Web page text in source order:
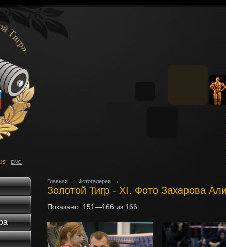
ENG
Главная Фотогалерея
Золотой Тигр - XI. Фото Захарова
Показано: 151—166 из 166